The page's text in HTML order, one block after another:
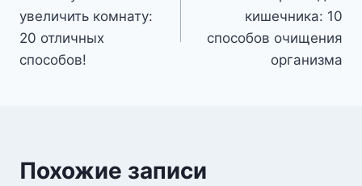
по
записям
увеличить комнату:
20 отличных
способов!
кишечника: 10
способов очищения
организма
Похожие записи